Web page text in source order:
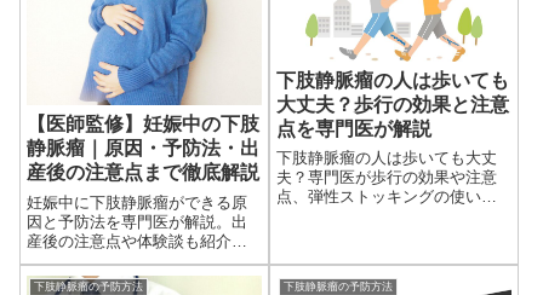
【医師監修】妊娠中の下肢
静脈瘤｜原因・予防法・出
産後の注意点まで徹底解説
妊娠中に下肢静脈瘤ができる原
因と予防法を専門医が解説。出
産後の注意点や体験談も紹介し
ています。
下肢静脈瘤の人は歩いても
大丈夫？歩行の効果と注意
点を専門医が解説
下肢静脈瘤の人は歩いても大丈
夫？専門医が歩行の効果や注意
点、弾性ストッキングの使い方
下肢静脈瘤の予防方法 下肢静脈瘤の予防方法